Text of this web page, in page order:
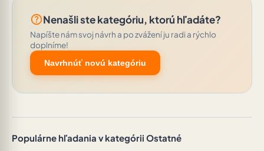
help_outlineNenašli ste kategóriu, ktorú hľadáte?
Napíšte nám svoj návrh a po zvážení ju radi a rýchlo
doplníme!
Navrhnúť novú kategóriu
Populárne hľadania v kategórii Ostatné